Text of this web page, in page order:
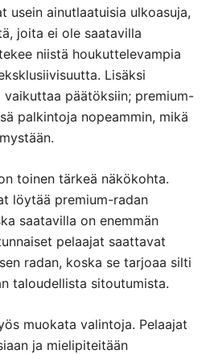
usein ainutlaatuisia ulkoasuja,
joita ei ole saatavilla
niistä houkuttelevampia
Lisäksi
päätöksiin; premium-
palkintoja nopeammin, mikä
toinen tärkeä näkökohta.
löytää premium-radan
saatavilla on enemmän
pelaajat saattavat
radan, koska se tarjoaa silti
taloudellista sitoutumista.
muokata valintoja. Pelaajat
ja mielipiteitään